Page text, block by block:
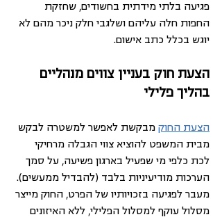
פגיעה בלתי מידתית בחשודים, שחזקת
החפות חלה עליהם ושלגבי חלק ניכר מהם לא
יוגש בכלל כתב אישום.
הצעת חוק בעניין צווים מנהליים
בהליך פלילי
הצעת החוק מבקשת לאפשר למשטרה לבקש
מבית המשפט להוציא צווי הגבלה מרחיקי
לכת כלפי מי שפעיל בארגון פשיעה, על סמך
הערכות מודיעיניות בלבד (להבדיל ממעשים).
מעבר לפגיעה בזכויותיו של הפרט, החוק מייצר
מסלול עוקף למסלול הפלילי, ללא האיזונים